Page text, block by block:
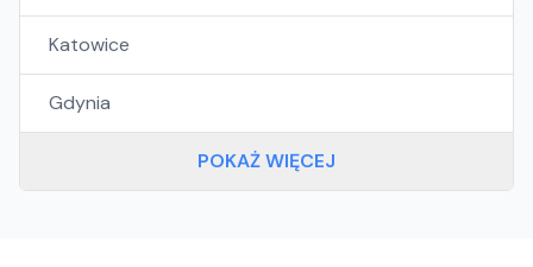
Katowice
Gdynia
POKAŻ WIĘCEJ